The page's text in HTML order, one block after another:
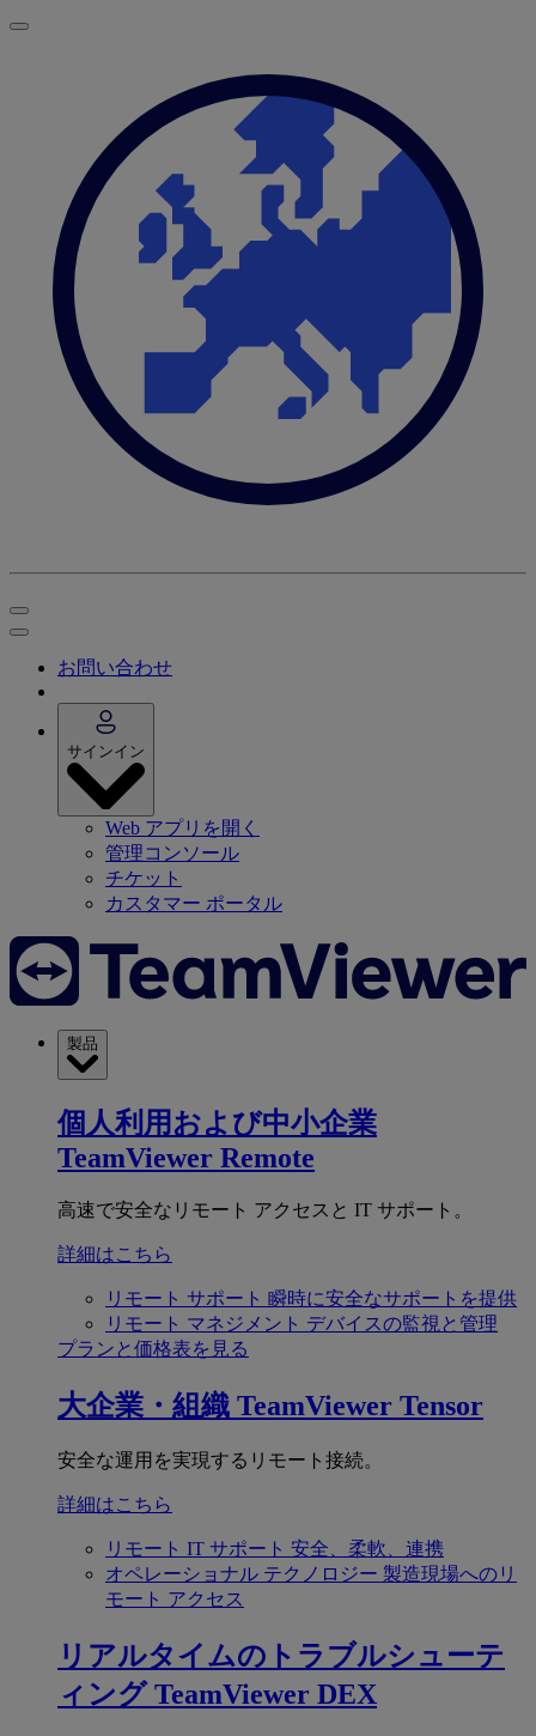
お問い合わせ
サインイン
Web アプリを開く
管理コンソール
チケット
カスタマー ポータル
製品
個人利用および中小企業
TeamViewer Remote
高速で安全なリモート アクセスと IT サポート。
詳細はこちら
リモート サポート 瞬時に安全なサポートを提供
リモート マネジメント デバイスの監視と管理
プランと価格表を見る
大企業・組織 TeamViewer Tensor
安全な運用を実現するリモート接続。
詳細はこちら
リモート IT サポート 安全、柔軟、連携
オペレーショナル テクノロジー 製造現場へのリ
モート アクセス
リアルタイムのトラブルシューテ
ィング TeamViewer DEX